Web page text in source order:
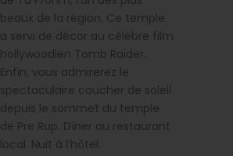
beaux de la région. Ce temple
a servi de décor au célèbre film
hollywoodien Tomb Raider.
Enfin, vous admirerez le
spectaculaire coucher de soleil
depuis le sommet du temple
de Pre Rup. Dîner au restaurant
local. Nuit à l’hôtel.